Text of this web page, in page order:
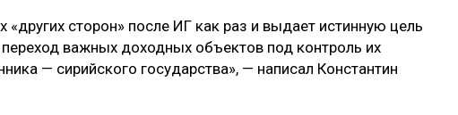
сторон» после ИГ как раз и выдает истинную цель
важных доходных объектов под контроль их
— сирийского государства», — написал Константин